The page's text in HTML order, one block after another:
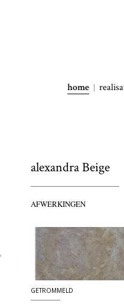
home
alexandra Beige
AFWERKINGEN
GETROMMELD